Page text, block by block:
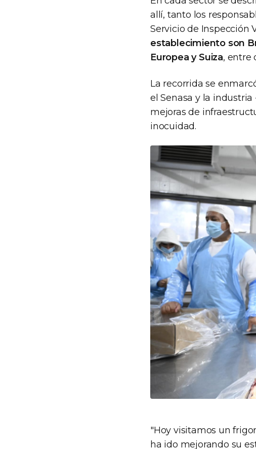
allí, tanto los
Servicio de Inspección
establecimiento son
Europea y Suiza, entre
La recorrida se
el Senasa y la
mejoras de
inocuidad.
"Hoy visitamos un
ha ido mejorando su